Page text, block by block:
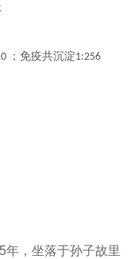
；免疫共沉淀1:256
年，坐落于孙子故里